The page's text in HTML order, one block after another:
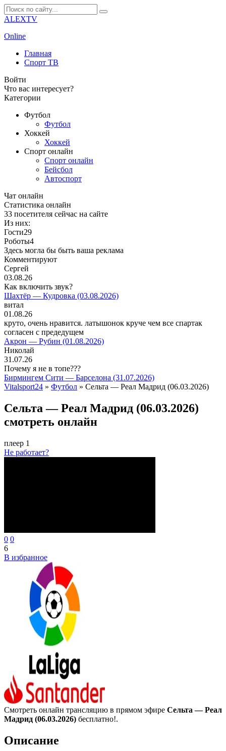
ALEXTV
Online
Главная
Спорт ТВ
Войти
Что вас интересует?
Категории
Футбол
Футбол
Хоккей
Хоккей
Спорт онлайн
Спорт онлайн
Бейсбол
Автоспорт
Чат онлайн
Cтатистика онлайн
33 посетителя сейчас на сайте
Из них:
Гости29
Роботы4
Здесь могла бы быть ваша реклама
Комментируют
Сергей
03.08.26
Как включить звук?
Шахтёр — Кудровка (03.08.2026)
витал
01.08.26
круто, очень нравится. латышонок круче чем все спартак
согласен с предедущем
Акрон — Рубин (01.08.2026)
Николай
31.07.26
Почему я не в топе???
Бирмингем Сити — Барселона (31.07.2026)
Vitalsport24 » Футбол » Сельта — Реал Мадрид (06.03.2026)
Сельта — Реал Мадрид (06.03.2026)
смотреть онлайн
плеер 1
Не работает?
0 0
6
В избранное
Смотреть онлайн трансляцию в прямом эфире Сельта — Реал
Мадрид (06.03.2026) бесплатно!.
Описание